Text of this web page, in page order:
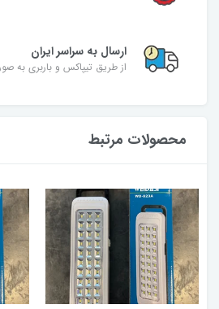
ارسال به سراسر ایران
از طریق تیپاکس و باربری به
محصولات مرتبط